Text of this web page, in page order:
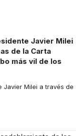
Javier Milei
de la Carta
más vil de los
Javier Milei a través de